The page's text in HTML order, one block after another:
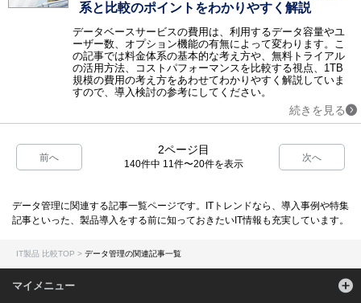
系と比較のポイントをわかりやすく解説
データベースサービスの費用は、利用するデータ容量やユ
ーザー数、オプション機能の有無によって変わります。こ
の記事では料金体系の基本的な考え方や、無料トライアル
の活用方法、コストパフォーマンスを比較する視点、1TB
規模の費用の考え方をあわせてわかりやすく解説していま
すので、導入検討の参考にしてください。
続きを見る
前へ
2ページ目
140件中 11件〜20件を表示
次へ
データ管理に関連する記事一覧ページです。ITトレンドなら、導入事例や特集
記事といった、製品導入をする前に知っておきたいIT情報も充実しています。
IT製品 比較TOP データ管理の関連記事一覧
マイメニュー